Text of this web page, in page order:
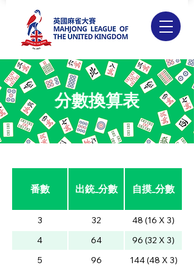
​分數換算表
番數 出銃_分數 自摸_分數
3 32
48 (16 X 3)
4
64
96 (32 X 3)
5
96 144 (48 X 3)